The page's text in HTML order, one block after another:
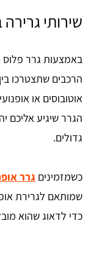
שירותי
באמצעות גרר פלוס
הרכבים שתצטרכו
אוטובוסים או
הגרר שיגיע אליכם
גדולים.
כשמזמינים גרר
שמותאם לגרירת
כדי לדאוג שהוא